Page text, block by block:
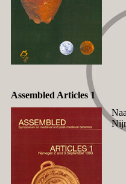
Assembled Articles 1